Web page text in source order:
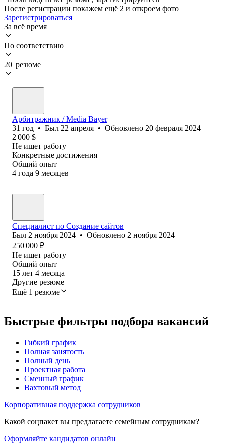
После регистрации покажем ещё 2 и откроем фото
Зарегистрироваться
За всё время
По соответствию
20 резюме
Арбитражник / Media Bayer
31 год • Был 22 апреля • Обновлено 20 февраля 2024
2 000 $
Не ищет работу
Конкретные достижения
Общий опыт
4 года 9 месяцев
Специалист по Создание сайтов
Был 2 ноября 2024 • Обновлено 2 ноября 2024
250 000 ₽
Не ищет работу
Общий опыт
15 лет 4 месяца
Другие резюме
Ещё 1 резюме
Быстрые фильтры подбора вакансий
Гибкий график
Полная занятость
Полный день
Проектная работа
Сменный график
Вахтовый метод
Корпоративная поддержка сотрудников
Какой соцпакет вы предлагаете семейным сотрудникам?
Оформляйте кандидатов онлайн